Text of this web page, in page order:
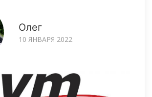
Олег
10 ЯНВАРЯ 2022